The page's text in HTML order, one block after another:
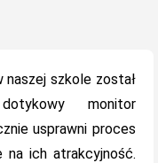
szkole został
monitor
usprawni proces
na ich atrakcyjność.